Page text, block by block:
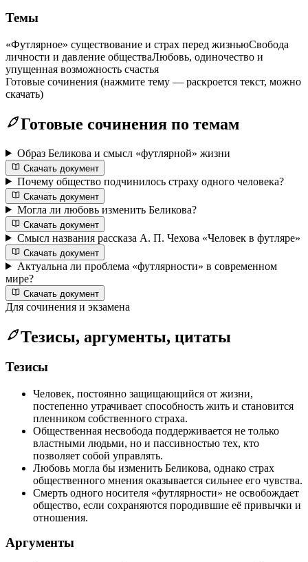
Темы
«Футлярное» существование и страх перед жизньюСвобода
личности и давление обществаЛюбовь, одиночество и
упущенная возможность счастья
Готовые сочинения (нажмите тему — раскроется текст, можно
скачать)
Готовые сочинения по темам
Образ Беликова и смысл «футлярной» жизни
Скачать документ
Почему общество подчинилось страху одного человека?
Скачать документ
Могла ли любовь изменить Беликова?
Скачать документ
Смысл названия рассказа А. П. Чехова «Человек в футляре»
Скачать документ
Актуальна ли проблема «футлярности» в современном
мире?
Скачать документ
Для сочинения и экзамена
Тезисы, аргументы, цитаты
Тезисы
Человек, постоянно защищающийся от жизни,
постепенно утрачивает способность жить и становится
пленником собственного страха.
Общественная несвобода поддерживается не только
властными людьми, но и пассивностью тех, кто
позволяет собой управлять.
Любовь могла бы изменить Беликова, однако страх
общественного мнения оказывается сильнее его чувства.
Смерть одного носителя «футлярности» не освобождает
общество, если сохраняются породившие её привычки и
отношения.
Аргументы